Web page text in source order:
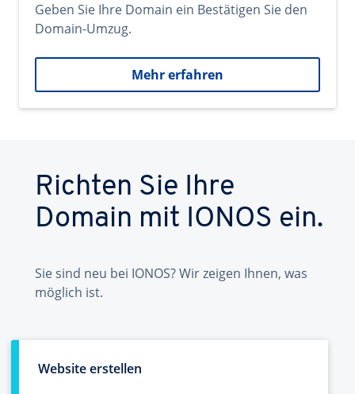
Geben Sie Ihre Domain ein Bestätigen Sie den
Domain-Umzug.
Mehr erfahren
Richten Sie Ihre
Domain mit IONOS ein.
Sie sind neu bei IONOS? Wir zeigen Ihnen, was
möglich ist.
Website erstellen